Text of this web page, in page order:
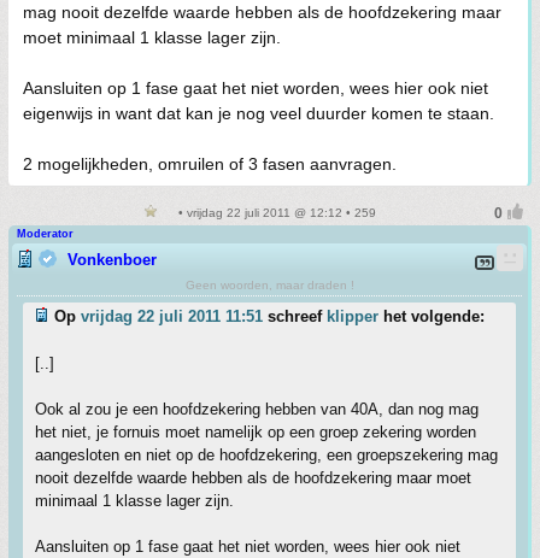
mag nooit dezelfde waarde hebben als de hoofdzekering maar
moet minimaal 1 klasse lager zijn.
Aansluiten op 1 fase gaat het niet worden, wees hier ook niet
eigenwijs in want dat kan je nog veel duurder komen te staan.
2 mogelijkheden, omruilen of 3 fasen aanvragen.
• vrijdag 22 juli 2011 @ 12:12 • 259
Moderator
Vonkenboer
Geen woorden, maar draden !
Op vrijdag 22 juli 2011 11:51 schreef klipper het volgende:
[..]
Ook al zou je een hoofdzekering hebben van 40A, dan nog mag
het niet, je fornuis moet namelijk op een groep zekering worden
aangesloten en niet op de hoofdzekering, een groepszekering mag
nooit dezelfde waarde hebben als de hoofdzekering maar moet
minimaal 1 klasse lager zijn.
Aansluiten op 1 fase gaat het niet worden, wees hier ook niet